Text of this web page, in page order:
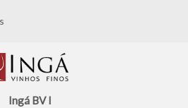
Ingá BV I